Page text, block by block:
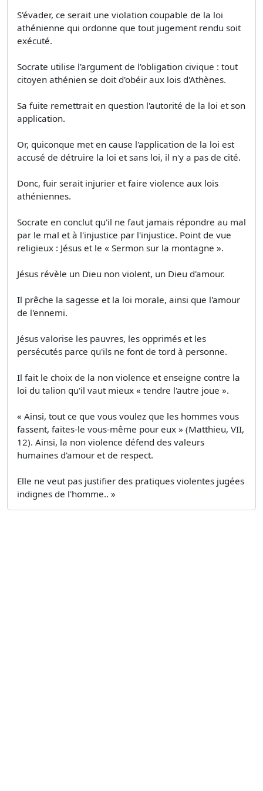
S'évader, ce serait une violation coupable de la loi
athénienne qui ordonne que tout jugement rendu soit
exécuté.
Socrate utilise l'argument de l'obligation civique : tout
citoyen athénien se doit d'obéir aux lois d'Athènes.
Sa fuite remettrait en question l'autorité de la loi et son
application.
Or, quiconque met en cause l'application de la loi est
accusé de détruire la loi et sans loi, il n'y a pas de cité.
Donc, fuir serait injurier et faire violence aux lois
athéniennes.
Socrate en conclut qu'il ne faut jamais répondre au mal
par le mal et à l'injustice par l'injustice. Point de vue
religieux : Jésus et le « Sermon sur la montagne ».
Jésus révèle un Dieu non violent, un Dieu d'amour.
Il prêche la sagesse et la loi morale, ainsi que l'amour
de l'ennemi.
Jésus valorise les pauvres, les opprimés et les
persécutés parce qu'ils ne font de tord à personne.
Il fait le choix de la non violence et enseigne contre la
loi du talion qu'il vaut mieux « tendre l'autre joue ».
« Ainsi, tout ce que vous voulez que les hommes vous
fassent, faites-le vous-même pour eux » (Matthieu, VII,
12). Ainsi, la non violence défend des valeurs
humaines d'amour et de respect.
Elle ne veut pas justifier des pratiques violentes jugées
indignes de l'homme.. »